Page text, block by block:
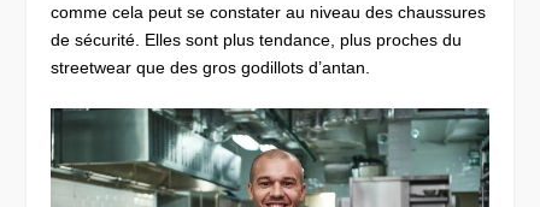
comme cela peut se constater au niveau des chaussures
de sécurité. Elles sont plus tendance, plus proches du
streetwear que des gros godillots d’antan.